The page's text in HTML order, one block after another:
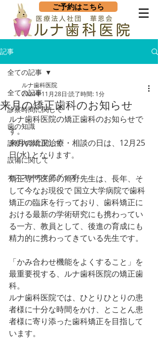
ご予約はこちら
記事
全ての記事
診察時間に関して
歯の知識
診察内容に関して
設備に関して
オススメのケアグッズ
全ての記事
来月の矯正歯科のお知らせ
ルナ歯科医院
2024年11月28日 読了時間: 1分
ルナ歯科医院の矯正歯科のお知らせで
す。
来月の矯正治療・相談の日は、12月25
日(水) となります。
矯正専門医師の簡野先生は、長年、そ
して今なお現役で 国立大学病院で歯科
矯正の臨床を行っており、歯科矯正に
おける最新の学術研究にも携わってい
る一方、教員として、後進の育成にも
精力的に携わってきている先生です。
「かみ合わせ機能をよくすること」を
最重要視する、ルナ歯科医院の矯正歯
科。
ルナ歯科医院では、ひとりひとりの患
者様に十分な時間をかけ、とことん患
者様に寄り添った歯科矯正を目指して
います。